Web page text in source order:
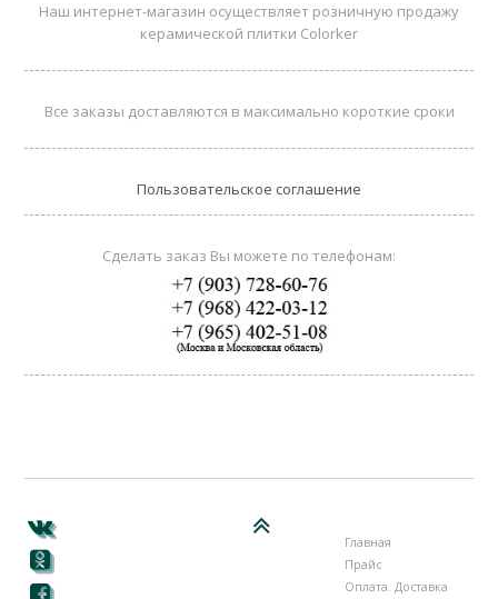
Наш интернет-магазин осуществляет розничную продажу
керамической плитки Colorker
Все заказы доставляются в максимально короткие сроки
Пользовательское соглашение
Сделать заказ Вы можете по телефонам:
Главная
Прайс
Оплата. Доставка